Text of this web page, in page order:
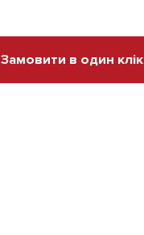
Замовити в один клік